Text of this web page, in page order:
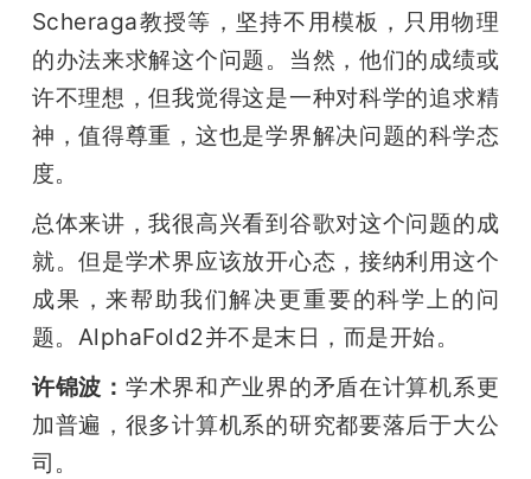
Scheraga教授等，坚持不用模板，只用物理
的办法来求解这个问题。当然，他们的成绩或
许不理想，但我觉得这是一种对科学的追求精
神，值得尊重，这也是学界解决问题的科学态
度。
总体来讲，我很高兴看到谷歌对这个问题的成
就。但是学术界应该放开心态，接纳利用这个
成果，来帮助我们解决更重要的科学上的问
题。AlphaFold2并不是末日，而是开始。
许锦波： 学术界和产业界的矛盾在计算机系更
加普遍，很多计算机系的研究都要落后于大公
司。